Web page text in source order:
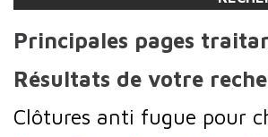
Principales pages
Résultats de votre
Clôtures anti fugue pour